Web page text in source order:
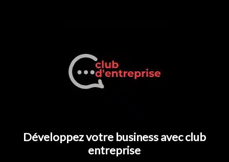
Développez votre business avec club
entreprise